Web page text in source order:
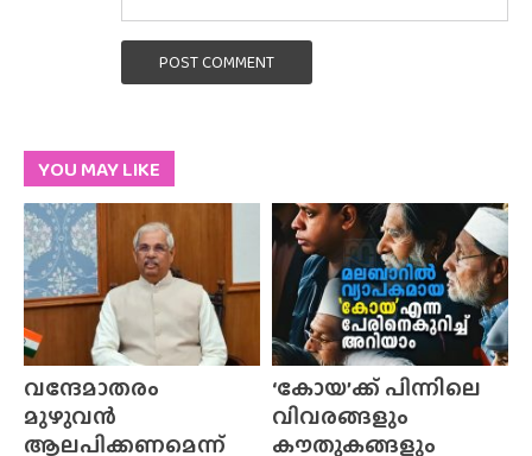
POST COMMENT
YOU MAY LIKE
വന്ദേമാതരം
മുഴുവൻ
ആലപിക്കണമെന്ന്
‘കോയ’ക്ക് പിന്നിലെ
വിവരങ്ങളും
കൗതുകങ്ങളും